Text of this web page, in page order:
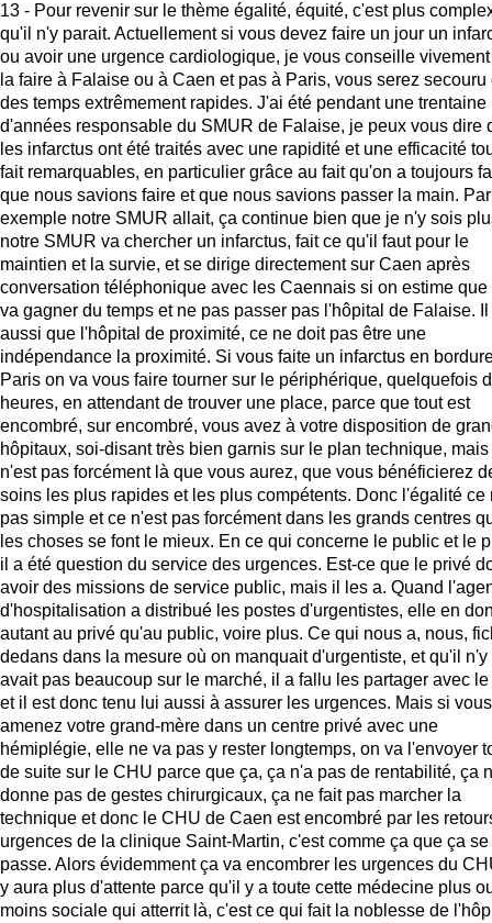
13 - Pour revenir sur le thème égalité, équité, c'est plus
qu'il n'y parait. Actuellement si vous devez faire un jour un
ou avoir une urgence cardiologique, je vous conseille
la faire à Falaise ou à Caen et pas à Paris, vous serez secouru
des temps extrêmement rapides. J'ai été pendant une trentaine
d'années responsable du SMUR de Falaise, je peux vous dire
les infarctus ont été traités avec une rapidité et une efficacité
fait remarquables, en particulier grâce au fait qu'on a toujours
que nous savions faire et que nous savions passer la main. Par
exemple notre SMUR allait, ça continue bien que je n'y sois
notre SMUR va chercher un infarctus, fait ce qu'il faut pour le
maintien et la survie, et se dirige directement sur Caen après
conversation téléphonique avec les Caennais si on estime que
va gagner du temps et ne pas passer pas l'hôpital de Falaise. Il
aussi que l'hôpital de proximité, ce ne doit pas être une
indépendance la proximité. Si vous faite un infarctus en
Paris on va vous faire tourner sur le périphérique, quelquefois
heures, en attendant de trouver une place, parce que tout est
encombré, sur encombré, vous avez à votre disposition de
hôpitaux, soi-disant très bien garnis sur le plan technique, mais
n'est pas forcément là que vous aurez, que vous bénéficierez
soins les plus rapides et les plus compétents. Donc l'égalité ce
pas simple et ce n'est pas forcément dans les grands centres
les choses se font le mieux. En ce qui concerne le public et le
il a été question du service des urgences. Est-ce que le privé
avoir des missions de service public, mais il les a. Quand
d'hospitalisation a distribué les postes d'urgentistes, elle en
autant au privé qu'au public, voire plus. Ce qui nous a, nous,
dedans dans la mesure où on manquait d'urgentiste, et qu'il n'y
avait pas beaucoup sur le marché, il a fallu les partager avec
et il est donc tenu lui aussi à assurer les urgences. Mais si vous
amenez votre grand-mère dans un centre privé avec une
hémiplégie, elle ne va pas y rester longtemps, on va l'envoyer
de suite sur le CHU parce que ça, ça n'a pas de rentabilité, ça
donne pas de gestes chirurgicaux, ça ne fait pas marcher la
technique et donc le CHU de Caen est encombré par les
urgences de la clinique Saint-Martin, c'est comme ça que ça se
passe. Alors évidemment ça va encombrer les urgences du
y aura plus d'attente parce qu'il y a toute cette médecine plus
moins sociale qui atterrit là, c'est ce qui fait la noblesse de